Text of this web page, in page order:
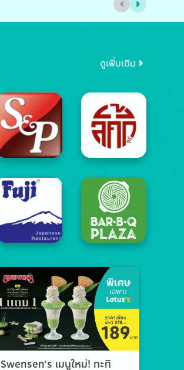
ดูเพิ่มเติม
Swensen’s เมนูใหม่! กะทิ